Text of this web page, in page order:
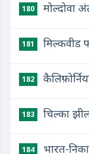
180 मोल्दोवा
181 मिल्कवीड
182
183 चिल्का
184 भारत-